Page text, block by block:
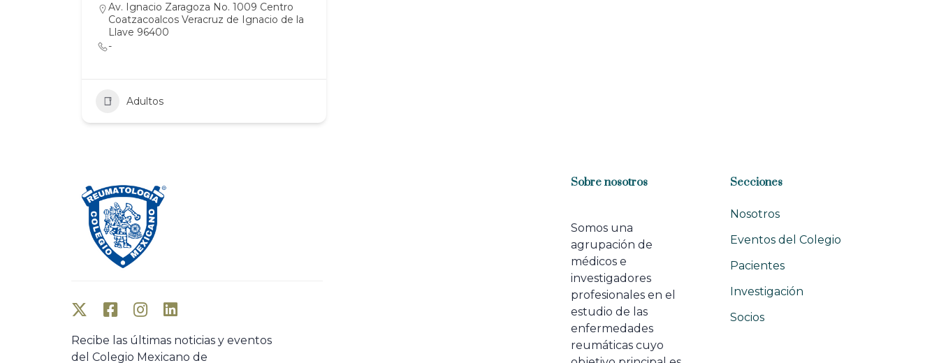
Av. Ignacio Zaragoza No. 1009 Centro
Coatzacoalcos Veracruz de Ignacio de la
Llave 96400
-
Adultos
Recibe las últimas noticias y eventos
del Colegio Mexicano de
Sobre nosotros
Somos una
agrupación de
médicos e
investigadores
profesionales en el
estudio de las
enfermedades
reumáticas cuyo
Secciones
Nosotros
Eventos del Colegio
Pacientes
Investigación
Socios